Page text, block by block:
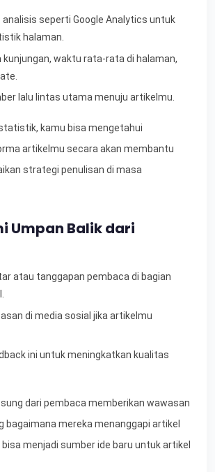
analisis seperti Google Analytics untuk
halaman.
kunjungan, waktu rata-rata di halaman,
lalu lintas utama menuju artikelmu.
kamu bisa mengetahui
artikelmu secara akan membantu
strategi penulisan di masa
Umpan Balik dari
atau tanggapan pembaca di bagian
di media sosial jika artikelmu
ini untuk meningkatkan kualitas
dari pembaca memberikan wawasan
bagaimana mereka menanggapi artikel
menjadi sumber ide baru untuk artikel